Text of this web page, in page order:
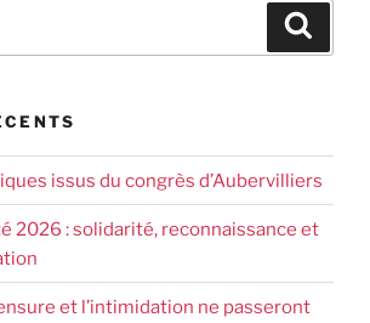
issus du congrès d’Aubervilliers
2026 : solidarité, reconnaissance et
et l’intimidation ne passeront